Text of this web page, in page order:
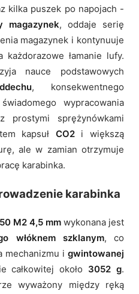
kilka puszek po napojach -
magazynek, oddaje serię
magazynek i kontynuuje
łamanie lufy.
nauce podstawowych
, konsekwentnego
wypracowania
prostymi sprężynówkami
kapsuł CO2i większą
ale w zamian otrzymuje
karabinka.
karabinka
M2 4,5 mm wykonana jest
włóknem szklanym, co
mechanizmu i gwintowanej
całkowitej około 3052 g.
wyważony między ręką